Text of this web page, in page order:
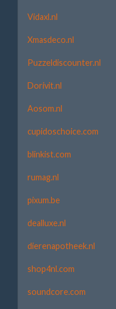
Vidaxl.nl
Xmasdeco.nl
Puzzeldiscounter.nl
Dorivit.nl
Aosom.nl
cupidoschoice.com
blinkist.com
rumag.nl
pixum.be
dealluxe.nl
dierenapotheek.nl
shop4nl.com
soundcore.com